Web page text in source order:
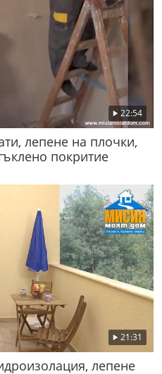
22:54
лепене на плочки,
покритие
21:31
лепене